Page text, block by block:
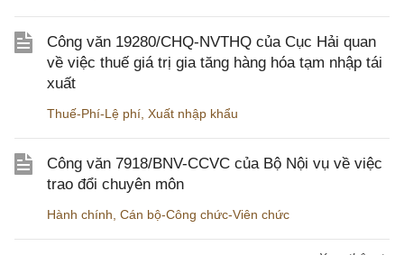
Công văn 19280/CHQ-NVTHQ của Cục Hải quan
về việc thuế giá trị gia tăng hàng hóa tạm nhập tái
xuất
Thuế-Phí-Lệ phí Xuất nhập khẩu
Công văn 7918/BNV-CCVC của Bộ Nội vụ về việc
trao đổi chuyên môn
Hành chính Cán bộ-Công chức-Viên chức